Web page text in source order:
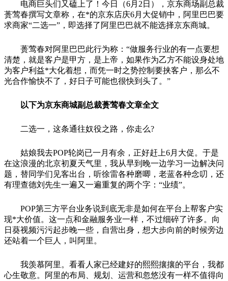
电商巨头们又磕上了！今日（6月2日），京东商场副总裁
蒉莺春撰写文章称，在*的京东店庆6月大促销中，阿里巴巴要
求商家“二选一”，即选择了阿里巴巴就不能选择京东商城。
蒉莺春对阿里巴巴此行为称：“做服务行业的有一点要想
清楚，就是客户是甲方，是上帝，如果作为乙方不能设身处地
为客户利益*大化着想，而凭一时之势控制要挟客户，那么不
光合作愉快不了，好日子可能也很快到头了。”
以下为京东商城副总裁蒉莺春文章全文
二选一，这条通往奴役之路，你走么?
姑娘我去POP轮岗已一月有余，正好赶上6月大促。于是
在这浪漫的北京初夏天气里，我从早到晚一边学习一边解决问
题，替同学们见客出台，听徐雷各种磨唧，老蓝各种念叨，还
有理查德刘先生一遍又一遍重复的两个字：“业绩”。
POP第三方平台业务说到底无非是如何在平台上帮客户实
现*大价值。这一点和金融服务业一样，不过细碎了许多。向
日葵视频污污起步晚一些，自营出身，想大步向前的时候旁边
还站着一个巨人，叫阿里。
我羡慕阿里。看看人家已经建好的熙熙攘攘的平台，我都
心生敬意。阿里的布局、规划、运营和忽悠没有一样不值得向